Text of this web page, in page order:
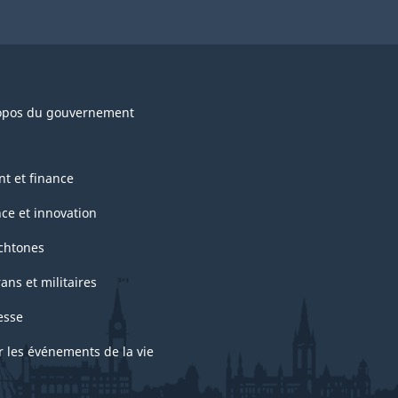
du gouvernement
et finance
et innovation
et militaires
les événements de la vie